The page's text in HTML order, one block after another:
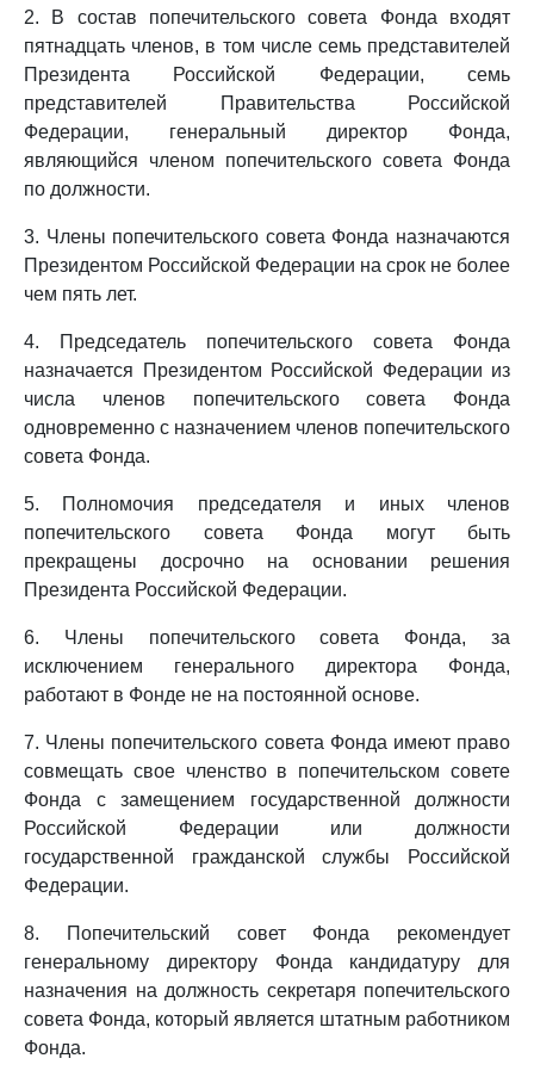
2. В состав попечительского совета Фонда входят
пятнадцать членов, в том числе семь представителей
Президента Российской Федерации, семь
представителей Правительства Российской
Федерации, генеральный директор Фонда,
являющийся членом попечительского совета Фонда
по должности.
3. Члены попечительского совета Фонда назначаются
Президентом Российской Федерации на срок не более
чем пять лет.
4. Председатель попечительского совета Фонда
назначается Президентом Российской Федерации из
числа членов попечительского совета Фонда
одновременно с назначением членов попечительского
совета Фонда.
5. Полномочия председателя и иных членов
попечительского совета Фонда могут быть
прекращены досрочно на основании решения
Президента Российской Федерации.
6. Члены попечительского совета Фонда, за
исключением генерального директора Фонда,
работают в Фонде не на постоянной основе.
7. Члены попечительского совета Фонда имеют право
совмещать свое членство в попечительском совете
Фонда с замещением государственной должности
Российской Федерации или должности
государственной гражданской службы Российской
Федерации.
8. Попечительский совет Фонда рекомендует
генеральному директору Фонда кандидатуру для
назначения на должность секретаря попечительского
совета Фонда, который является штатным работником
Фонда.